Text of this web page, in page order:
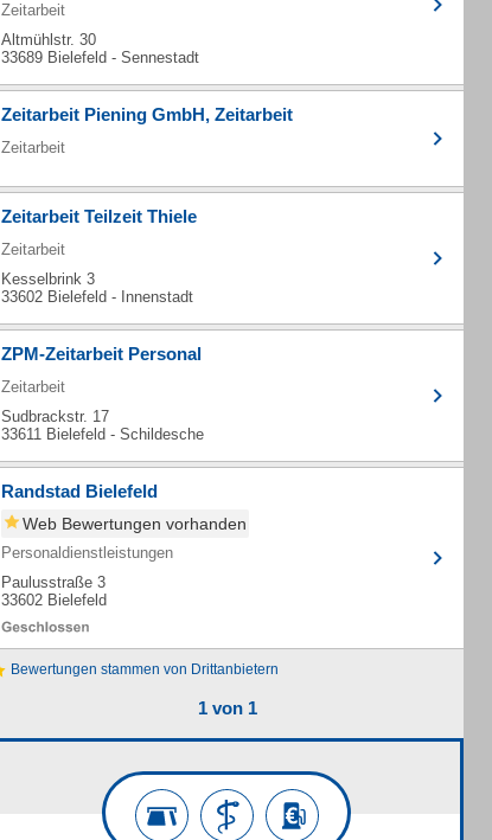
Zeitarbeit
Altmühlstr. 30
33689 Bielefeld - Sennestadt
Zeitarbeit Piening GmbH, Zeitarbeit
Zeitarbeit
Zeitarbeit Teilzeit Thiele
Zeitarbeit
Kesselbrink 3
33602 Bielefeld - Innenstadt
ZPM-Zeitarbeit Personal
Zeitarbeit
Sudbrackstr. 17
33611 Bielefeld - Schildesche
Randstad Bielefeld
Web Bewertungen vorhanden
Personaldienstleistungen
Paulusstraße 3
33602 Bielefeld
Bewertungen stammen von Drittanbietern
1 von 1